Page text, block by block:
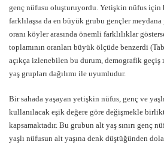
genç nüfusu oluşturuyordu. Yetişkin nüfus için
farklılaşsa da en büyük grubu gençler
oranı köyler arasında önemli farklılıklar
toplamının oranları büyük ölçüde benzerdi
açıkça izlenebilen bu durum, demografik geçiş
yaş grupları dağılımı ile uyumludur.
Bir sahada yaşayan yetişkin nüfus, genç ve
kullanılacak eşik değere göre değişmekle
kapsamaktadır. Bu grubun alt yaş sınırı genç
yaşlı nüfusun alt yaşına denk düştüğünden